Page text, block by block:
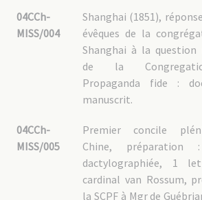
04CCh-MA – 2 : Shenyang 沈阳市 / Moukden
04CCh-MA – 2.1 : Administration
04CCh-MA – 2.2 : Vie de la mission
04CCh-MA – 2.3 : Clergé chinois
04CCh-MA – 2.4 : Documentation
04CCh-MA – 3 : Jilin 吉林省 / Kirin
04CCh-MA – 3.2 : Vie de la mission
04CCh-MA – 3.4 : Documentation
04CCh-MA – 4 : Yingkou 营口
04CCh-MA – 5 : Correspondance des PP.
04CCh-YU : Yunnan云南
04CCh-YU – 1 : Fonds personnels des
04CCh-
MISS/004
Shanghai (1851),
évêques de la
Shanghai à la question
de la
Propaganda fide :
manuscrit.
04CCh-
MISS/005
Premier concile
Chine, préparation
dactylographiée, 1
cardinal van Rossum,
la SCPF à Mgr de